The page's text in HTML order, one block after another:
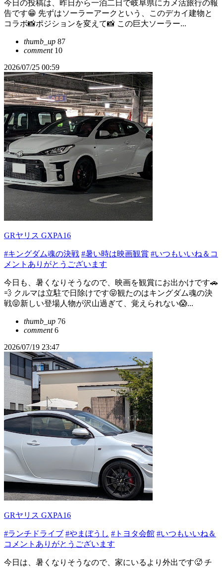
今日の投稿は、昨日から一泊二日で岐阜県にカメ活旅行の報
告です😁 先ずはソーラーアークという、このデカイ建物と
コラボ📸ポジションを変えて📸 この巨大ソーラー...
thumb_up 87
comment10
2026/07/25 00:59
GRヤリス GXPA16
#キングダム魂の決戦 #暑い時は映画観賞 #いつもいいね＆コ
メントありがとうございます
今日も、暑くなりそうなので、映画を観賞にお出かけです🚗
💨 クルマは立駐で日除けです😝観たのはキングダム魂の決
戦😝新しい登場人物が沢山過ぎて、覚えられない😱...
thumb_up 76
comment6
2026/07/19 23:47
GRヤリス GXPA16
#ランチドライブ #やまぼうし #トヨタ会館 #いつもいいね＆
コメントありがとうございます
今日は、暑くなりそうなので、家にいるより外出です🥵 チ